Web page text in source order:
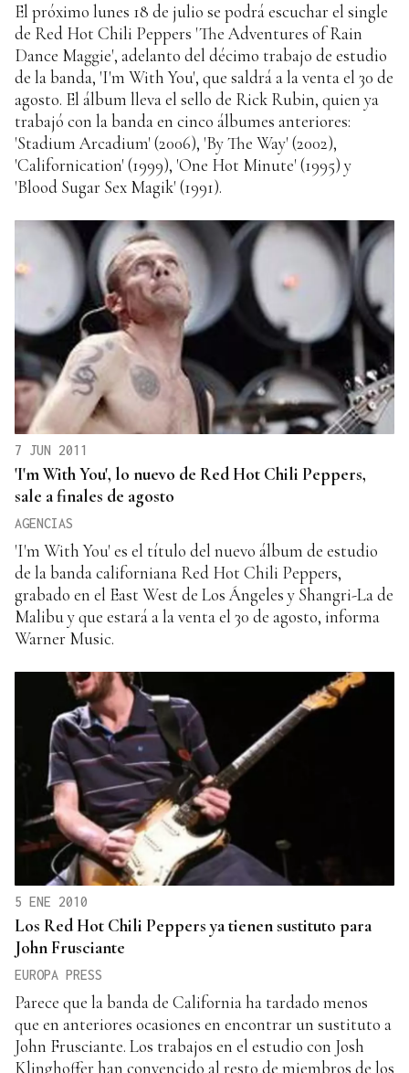
El próximo lunes 18 de julio se podrá escuchar el single
de Red Hot Chili Peppers 'The Adventures of Rain
Dance Maggie', adelanto del décimo trabajo de estudio
de la banda, 'I'm With You', que saldrá a la venta el 30 de
agosto. El álbum lleva el sello de Rick Rubin, quien ya
trabajó con la banda en cinco álbumes anteriores:
'Stadium Arcadium' (2006), 'By The Way' (2002),
'Californication' (1999), 'One Hot Minute' (1995) y
'Blood Sugar Sex Magik' (1991).
7 JUN 2011
'I'm With You', lo nuevo de Red Hot Chili Peppers,
sale a finales de agosto
AGENCIAS
'I'm With You' es el título del nuevo álbum de estudio
de la banda californiana Red Hot Chili Peppers,
grabado en el East West de Los Ángeles y Shangri-La de
Malibu y que estará a la venta el 30 de agosto, informa
Warner Music.
5 ENE 2010
Los Red Hot Chili Peppers ya tienen sustituto para
John Frusciante
EUROPA PRESS
Parece que la banda de California ha tardado menos
que en anteriores ocasiones en encontrar un sustituto a
John Frusciante. Los trabajos en el estudio con Josh
Klinghoffer han convencido al resto de miembros de los